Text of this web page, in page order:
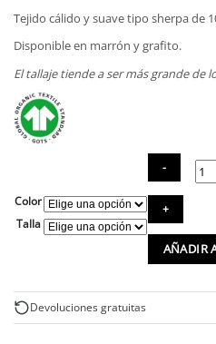
Tejido cálido y suave tipo sherpa de
Disponible en marrón y grafito.
El tallaje tiende a ser más grande de
Color
Talla
para
hombre
de
AÑADIR
Devoluciones gratuitas